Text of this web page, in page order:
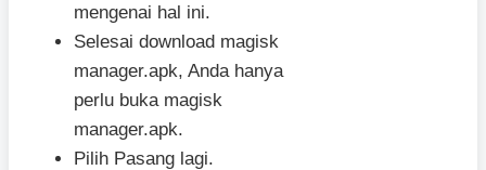
mengenai hal ini.
Selesai download magisk
manager.apk, Anda hanya
perlu buka magisk
manager.apk.
Pilih Pasang lagi.